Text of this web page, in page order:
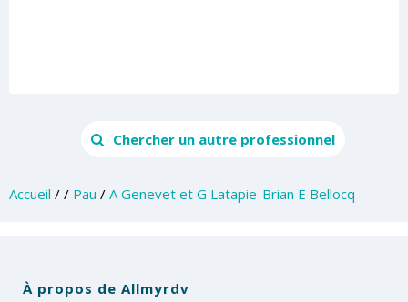
Chercher un autre professionnel
Accueil / / Pau / A Genevet et G Latapie-Brian E Bellocq
À propos de Allmyrdv